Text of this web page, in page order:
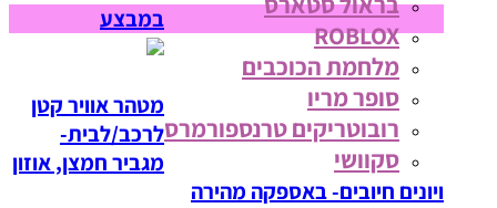
ROBLOX
מלחמת הכוכבים
סופר מריו
רובוטריקים טרנספורמרס
סקוושי
במבצע
מטהר אוויר קטן
לרכב/לבית-
מגביר חמצן, אוזון
ויונים חיובים- באספקה מהירה